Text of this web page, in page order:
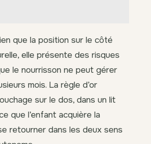
que la position sur le côté
elle présente des risques
le nourrisson ne peut gérer
mois. La règle d’or
sur le dos, dans un lit
que l’enfant acquière la
retourner dans les deux sens